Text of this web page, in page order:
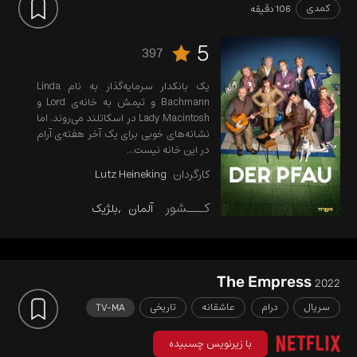
کمدی 106 دقیقه
5
397
یک بانکدار سرمایه‌گذار به نام Linda
Bachmann و تیمش به خانه‌ی Lord و
Lady Macintosh در اسکاتلند می‌روند. اما
نشانه‌های خوبی برای یک آخر هفته‌ی آرام
در این خانه نیست...
کارگردان Lutz Heineking
کـــشور آلمان بلژیک
The Empress2022
سریال درام عاشقانه تاریخی TV-MA
با زیرنویس چسبیده